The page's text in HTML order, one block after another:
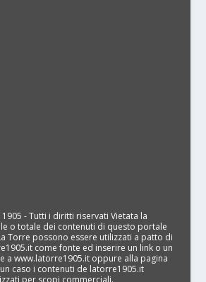
- Tutti i diritti riservati Vietata la
o totale dei contenuti di questo portale
Torre possono essere utilizzati a patto di
come fonte ed inserire un link o un
a www.latorre1905.it oppure alla pagina
caso i contenuti de latorre1905.it